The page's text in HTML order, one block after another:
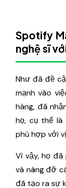
Spotify
nghệ sĩ
Như đã đề
mạnh vào
hàng, đã
họ, cụ thể
phù hợp với
Vì vậy, họ
và nâng đỡ
đã tạo ra sự